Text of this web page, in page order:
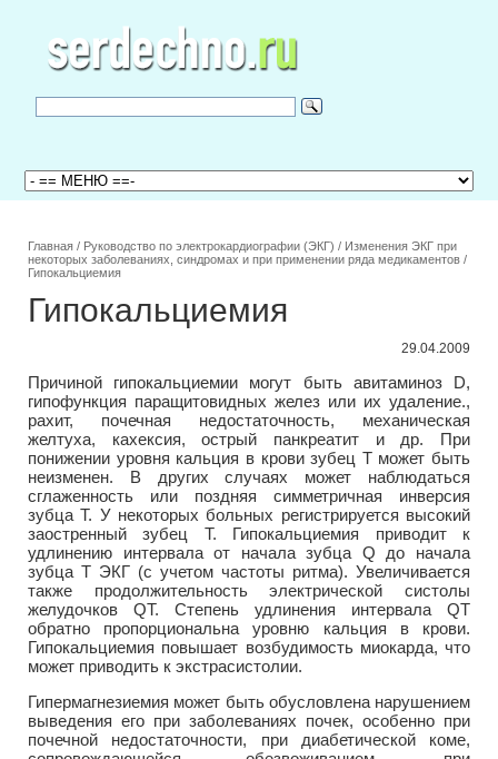
Главная / Руководство по электрокардиографии (ЭКГ) / Изменения ЭКГ при
некоторых заболеваниях, синдромах и при применении ряда медикаментов /
Гипокальциемия
Гипокальциемия
29.04.2009
Причиной гипокальциемии могут быть авитаминоз D,
гипофункция паращитовидных желез или их удаление.,
рахит, почечная недостаточность, механическая
желтуха, кахексия, острый панкреатит и др. При
понижении уровня кальция в крови зубец Т может быть
неизменен. В других случаях может наблюдаться
сглаженность или поздняя симметричная инверсия
зубца Т. У некоторых больных регистрируется высокий
заостренный зубец Т. Гипокальциемия приводит к
удлинению интервала от начала зубца Q до начала
зубца Т ЭКГ (с учетом частоты ритма). Увеличивается
также продолжительность электрической систолы
желудочков QT. Степень удлинения интервала QT
обратно пропорциональна уровню кальция в крови.
Гипокальциемия повышает возбудимость миокарда, что
может приводить к экстрасистолии.
Гипермагнезиемия может быть обусловлена нарушением
выведения его при заболеваниях почек, особенно при
почечной недостаточности, при диабетической коме,